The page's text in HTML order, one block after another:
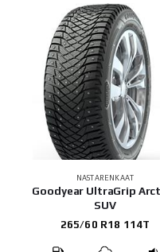
NASTARENKAAT
Goodyear UltraGrip
SUV
265/60 R18 114T